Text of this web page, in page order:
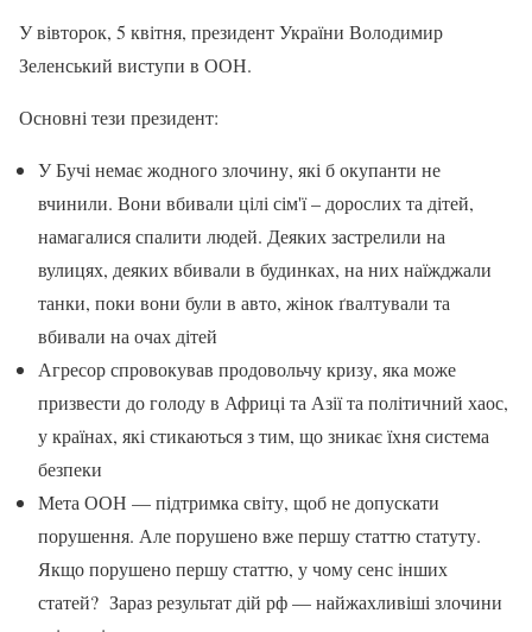
У вівторок, 5 квітня, президент України Володимир
Зеленський виступи в ООН.
Основні тези президент:
У Бучі немає жодного злочину, які б окупанти не
вчинили. Вони вбивали цілі сім'ї – дорослих та дітей,
намагалися спалити людей. Деяких застрелили на
вулицях, деяких вбивали в будинках, на них наїжджали
танки, поки вони були в авто, жінок ґвалтували та
вбивали на очах дітей
Агресор спровокував продовольчу кризу, яка може
призвести до голоду в Африці та Азії та політичний хаос,
у країнах, які стикаються з тим, що зникає їхня система
безпеки
Мета ООН — підтримка світу, щоб не допускати
порушення. Але порушено вже першу статтю статуту.
Якщо порушено першу статтю, у чому сенс інших
статей? Зараз результат дій рф — найжахливіші злочини